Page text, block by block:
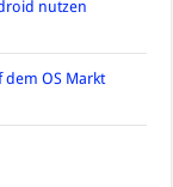
nutzen
OS Markt